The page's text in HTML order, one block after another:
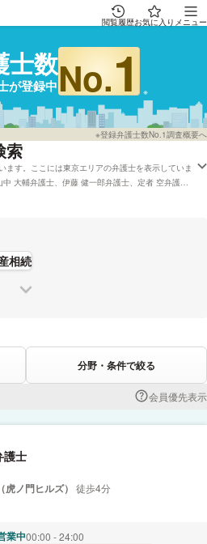
閲覧履歴お気に入り メニュー
士数
が登録中No.1
※登録弁護士数No.1調査概要へ
索
ます。ここには東京エリアの弁護士を表示していま
大輔弁護士、伊藤 健一郎弁護士、定者 空弁護士
や評判・土日祝日の休日法律相談や無料相談の可
探しください。
相続
分野・条件で絞る
会員優先表示
護士
虎ノ門ヒルズ） 徒歩4分
業中00:00 - 24:00